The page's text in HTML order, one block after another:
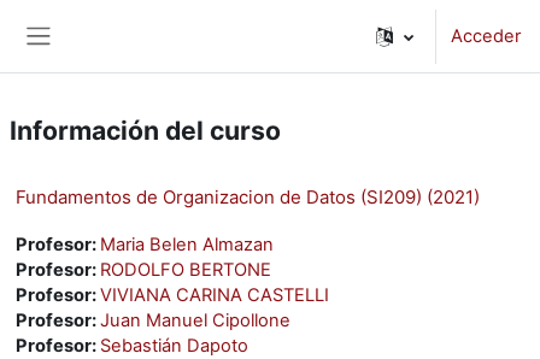
Acceder
Información del curso
Fundamentos de Organizacion de Datos (SI209) (2021)
Profesor: Maria Belen Almazan
Profesor: RODOLFO BERTONE
Profesor:VIVIANA CARINA CASTELLI
Profesor:Juan Manuel Cipollone
Profesor: Sebastián Dapoto